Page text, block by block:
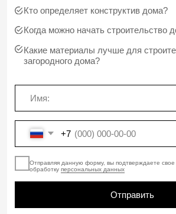
В нашем бюро работают
квалифицированные специалисты, что
позволяет нам избегать привлечения
фрилансеров и обеспечивать целостный
ВСЕ СПЕЦИАЛИСТЫ
ПОД ОДНОЙ КРЫШЕЙ